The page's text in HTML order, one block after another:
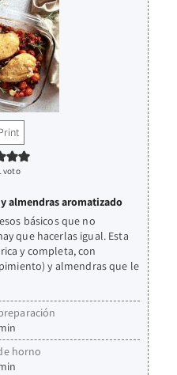
voto
almendras aromatizado
básicos que no
que hacerlas igual. Esta
y completa, con
y almendras que le
horno